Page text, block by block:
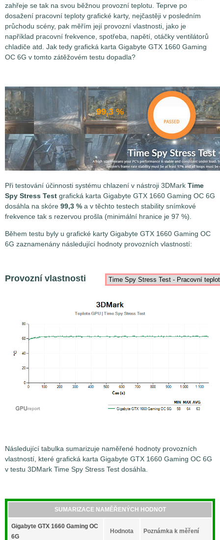
zahřeje se tak na svou běžnou provozní teplotu. Teprve po
dosažení pracovní teploty grafické karty, nejčastěji v posledním
průchodu scény, pak měřím její provozní vlastnosti, jako je
například pracovní frekvence, spotřeba, napětí, otáčky ventilátorů
chladiče atd. Jak tedy grafická karta Gigabyte GTX 1660 Gaming
OC 6G v tomto zátěžovém testu dopadla?
99,3 %
Při testování účinnosti systému chlazení v nástroji 3DMark Time
Spy Stress Test grafická karta Gigabyte GTX 1660 Gaming OC 6G
dosáhla na skóre 99,3 % a v těchto testech stability snímkové
frekvence tak s rezervou prošla (minimální hranice je 97 %).
Během testu byly u grafické karty Gigabyte GTX 1660 Gaming OC
6G zaznamenány následující hodnoty provozních vlastností:
Provozní vlastnosti
Následující tabulka sumarizuje naměřené hodnoty provozních
vlastností, které grafická karta Gigabyte GTX 1660 Gaming OC 6G
v testu 3DMark Time Spy Stress Test dosáhla.
SUMARIZACE NAMĚŘENÝCH HODNOT
Gigabyte GTX 1660 Gaming OC
6G
Hodnota Poznámka k měření